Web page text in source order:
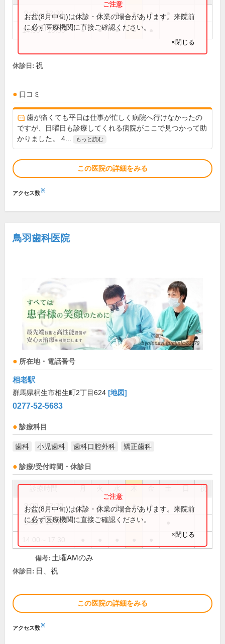
9:00～12:30 ● ● ● ● ● ●
14:30～18:30 ● ● ● ●
お盆(8月中旬)は休診・休業の場合があります。来院前
に必ず医療機関に直接ご確認ください。
×閉じる
休診日: 祝
口コミ
歯が痛くても平日は仕事が忙しく病院へ行けなかったの
ですが、日曜日も診療してくれる病院がここで見つかって助
かりました。 4...
もっと読む
この医院の詳細をみる
アクセス数※
鳥羽歯科医院
所在地・電話番号
相老駅
群馬県桐生市相生町2丁目624 [地図]
0277-52-5683
診療科目
歯科 小児歯科 歯科口腔外科 矯正歯科
診療/受付時間・休診日
祝
9:00～12:30 ● ● ● ● ●
9:00～13:00
お盆(8月中旬)は休診・休業の場合があります。来院前
に必ず医療機関に直接ご確認ください。
×閉じる
備考: 土曜AMのみ
休診日: 日、祝
この医院の詳細をみる
アクセス数※